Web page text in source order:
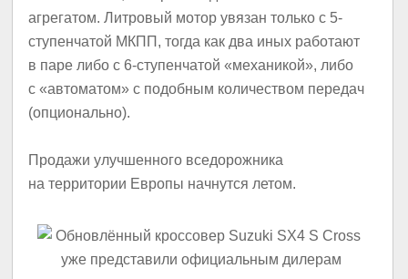
агрегатом. Литровый мотор увязан только с 5-
ступенчатой МКПП, тогда как два иных работают
в паре либо с 6-ступенчатой «механикой», либо
с «автоматом» с подобным количеством передач
(опционально).
Продажи улучшенного вседорожника
на территории Европы начнутся летом.